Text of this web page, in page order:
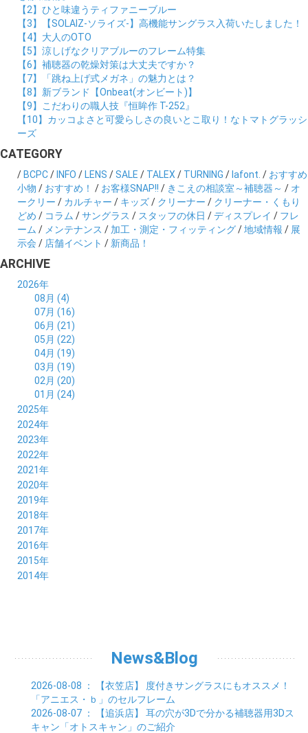
【2】ひと味違うティファニーブルー
【3】【SOLAIZ-ソライズ-】高機能サングラス入荷いたしました！
【4】大人のOTO
【5】涼しげなクリアブルーのフレーム特集
【6】補聴器の乾燥対策は大丈夫ですか？
【7】「跳ね上げ式メガネ」の魅力とは？
【8】新ブランド【Onbeat(オンビート)】
【9】こだわりの職人技『恒眸作 T-252』
【10】カッコよさと可愛らしさの良いとこ取り！なトマトグラッシ
ーズ
CATEGORY
/ BCPC/ INFO / LENS /SALE / TALEX / TURNING / lafont. / おすすめ
小物 / おすすめ！ / お客様SNAP!! / きこえの相談室～補聴器～ / オ
ークリー / カルチャー / キッズ/ クリーナー / クリーナー・くもり
どめ / コラム /サングラス / スタッフの休日 /ディスプレイ / フレ
ーム / メンテナンス / 加工・測定・フィッティング/地域情報 / 展
示会 / 店舗イベント / 新商品！
ARCHIVE
2026年
08月 (4)
07月 (16)
06月 (21)
05月 (22)
04月 (19)
03月 (19)
02月 (20)
01月 (24)
2025年
12月 (14)
11月 (17)
10月 (21)
09月 (20)
08月 (20)
07月 (18)
06月 (22)
05月 (21)
04月 (19)
03月 (19)
02月 (19)
01月 (21)
2024年
12月 (19)
11月 (21)
10月 (23)
09月 (23)
08月 (20)
07月 (21)
06月 (22)
05月 (18)
04月 (26)
03月 (23)
02月 (29)
2023年
12月 (19)
11月 (19)
10月 (20)
09月 (22)
08月 (24)
07月 (26)
06月 (25)
05月 (28)
04月 (26)
03月 (30)
2022年
12月 (36)
11月 (16)
10月 (22)
09月 (20)
08月 (18)
07月 (21)
06月 (23)
05月 (25)
04月 (20)
2021年
12月 (18)
11月 (19)
10月 (20)
09月 (24)
08月 (35)
07月 (17)
06月 (25)
05月 (31)
2020年
12月 (19)
11月 (23)
10月 (24)
09月 (29)
08月 (26)
07月 (25)
06月 (21)
2019年
12月 (26)
11月 (21)
10月 (26)
09月 (26)
08月 (31)
07月 (22)
2018年
12月 (22)
11月 (28)
10月 (23)
09月 (27)
08月 (24)
01月 (24)
2017年
12月 (20)
11月 (22)
10月 (21)
02月 (20)
01月 (23)
2016年
12月 (26)
11月 (21)
03月 (25)
02月 (30)
01月 (33)
2015年
12月 (36)
06月 (15)
04月 (9)
03月 (7)
02月 (7)
01月 (9)
2014年
News&Blog
2026-08-08 ： 【衣笠店】
度付きサングラスにもオススメ！
「アニエス・ｂ」のセルフレーム
2026-08-07 ： 【追浜店】 耳の穴が3Dで分かる補聴器用3Dス
キャン「オトスキャン」のご紹介